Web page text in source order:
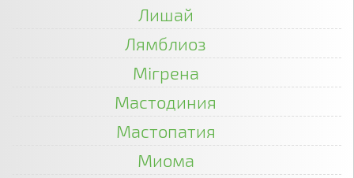
Лишай
Лямблиоз
Мігрена
Мастодиния
Мастопатия
Миома